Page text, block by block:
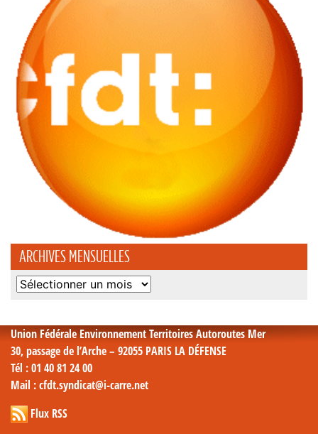
ARCHIVES MENSUELLES
Archives
Union Fédérale Environnement Territoires Autoroutes Mer
30, passage de l’Arche – 92055 PARIS LA DÉFENSE
Tél : 01 40 81 24 00
Mail : cfdt.syndicat@i-carre.net
Flux RSS